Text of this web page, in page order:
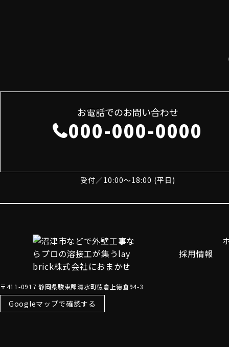
お電話でのお問い合わせ
000-000-0000
受付／10:00～18:00 (平日)
採用情報
〒411-0917 静岡県駿東郡清水町徳倉上徳倉94-3
Googleマップで確認する